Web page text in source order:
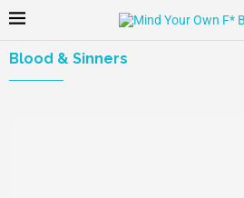
Blood & Sinners